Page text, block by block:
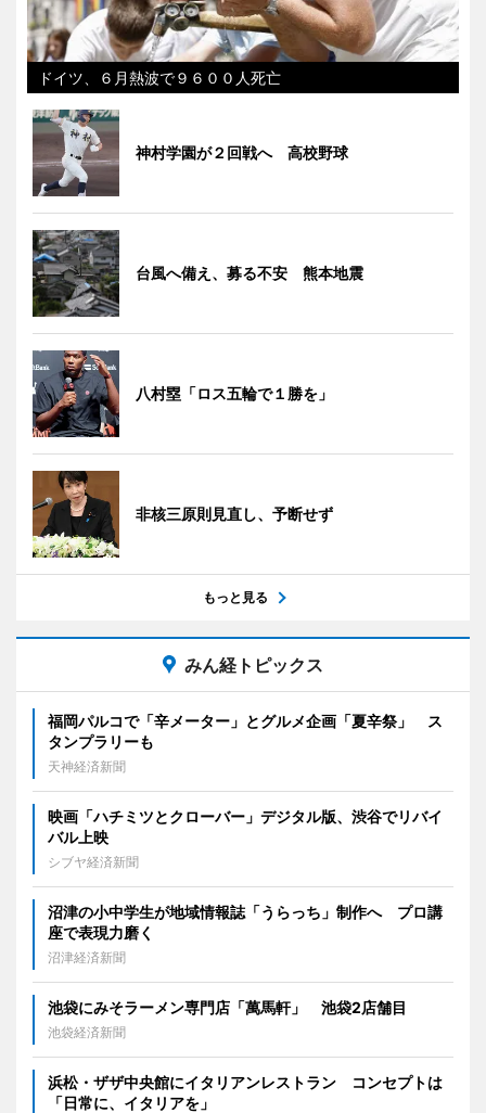
ドイツ、６月熱波で９６００人死亡
神村学園が２回戦へ 高校野球
台風へ備え、募る不安 熊本地震
八村塁「ロス五輪で１勝を」
非核三原則見直し、予断せず
もっと見る
みん経トピックス
福岡パルコで「辛メーター」とグルメ企画「夏辛祭」 ス
タンプラリーも
天神経済新聞
映画「ハチミツとクローバー」デジタル版、渋谷でリバイ
バル上映
シブヤ経済新聞
沼津の小中学生が地域情報誌「うらっち」制作へ プロ講
座で表現力磨く
沼津経済新聞
池袋にみそラーメン専門店「萬馬軒」 池袋2店舗目
池袋経済新聞
浜松・ザザ中央館にイタリアンレストラン コンセプトは
「日常に、イタリアを」